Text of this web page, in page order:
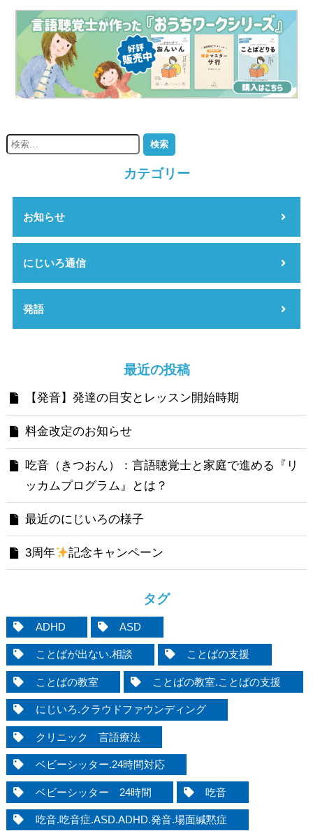
カテゴリー
お知らせ
にじいろ通信
発語
最近の投稿
【発音】発達の目安とレッスン開始時期
料金改定のお知らせ
吃音（きつおん）：言語聴覚士と家庭で進める『リ
ッカムプログラム』とは？
最近のにじいろの様子
3周年 記念キャンペーン
タグ
ADHD ASD
ことばが出ない.相談 ことばの支援
ことばの教室 ことばの教室.ことばの支援
にじいろ.クラウドファウンディング
クリニック 言語療法
ベビーシッター.24時間対応
ベビーシッター 24時間 吃音
吃音.吃音症.ASD.ADHD.発音.場面緘黙症